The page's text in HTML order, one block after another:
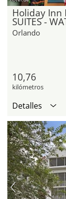
Holiday Inn
SUITES -
Orlando
10,76
kilómetros
Detalles